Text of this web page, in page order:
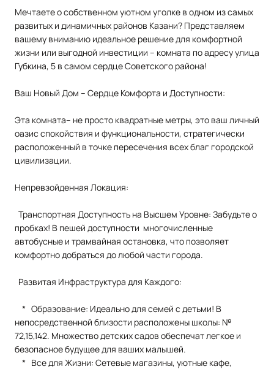
Мечтаете о собственном уютном уголке в одном из самых
развитых и динамичных районов Казани? Представляем
вашему вниманию идеальное решение для комфортной
жизни или выгодной инвестиции – комната по адресу улица
Губкина, 5 в самом сердце Советского района!
Ваш Новый Дом – Сердце Комфорта и Доступности:
Эта комната– не просто квадратные метры, это ваш личный
оазис спокойствия и функциональности, стратегически
расположенный в точке пересечения всех благ городской
цивилизации.
Непревзойденная Локация:
Транспортная Доступность на Высшем Уровне: Забудьте о
пробках! В пешей доступности многочисленные
автобусные и трамвайная остановка, что позволяет
комфортно добраться до любой части города.
Развитая Инфраструктура для Каждого:
* Образование: Идеально для семей с детьми! В
непосредственной близости расположены школы: №
72,15,142. Множество детских садов обеспечат легкое и
безопасное будущее для ваших малышей.
* Все для Жизни: Сетевые магазины, уютные кафе,